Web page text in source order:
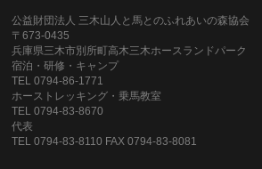
公益財団法人 三木山人と馬とのふれあいの森協会
〒673-0435
兵庫県三木市別所町高木三木ホースランドパーク
宿泊・研修・キャンプ
TEL 0794-86-1771
ホーストレッキング・乗馬教室
TEL 0794-83-8670
代表
TEL 0794-83-8110 FAX 0794-83-8081